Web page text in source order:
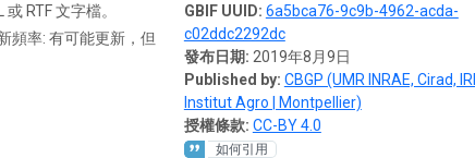
GBIF UUID: 6a5bca76-9c9b-4962-acda-
c02ddc2292dc
發布日期: 2019年8月9日
Published by: CBGP (UMR INRAE, Cirad,
Institut Agro | Montpellier)
授權條款: CC-BY 4.0
如何引用
RTF 文字檔。
頻率: 有可能更新，但